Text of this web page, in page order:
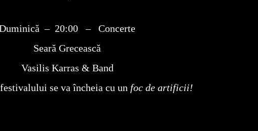
– 20:00 – Concerte
Seară Grecească
Vasilis Karras & Band
se va încheia cu un foc de artificii!